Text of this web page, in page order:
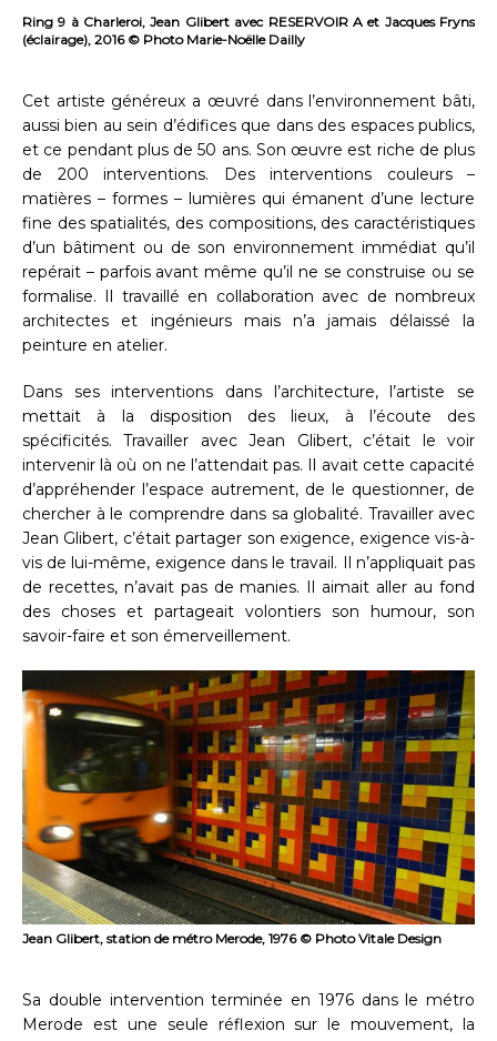
Ring 9 à Charleroi, Jean Glibert avec RESERVOIR A et Jacques Fryns
(éclairage), 2016 © Photo Marie-Noëlle Dailly
Cet artiste généreux a œuvré dans l’environnement bâti,
aussi bien au sein d’édifices que dans des espaces publics,
et ce pendant plus de 50 ans. Son œuvre est riche de plus
de 200 interventions. Des interventions couleurs –
matières – formes – lumières qui émanent d’une lecture
fine des spatialités, des compositions, des caractéristiques
d’un bâtiment ou de son environnement immédiat qu’il
repérait – parfois avant même qu’il ne se construise ou se
formalise. Il travaillé en collaboration avec de nombreux
architectes et ingénieurs mais n’a jamais délaissé la
peinture en atelier.
Dans ses interventions dans l’architecture, l’artiste se
mettait à la disposition des lieux, à l’écoute des
spécificités. Travailler avec Jean Glibert, c’était le voir
intervenir là où on ne l’attendait pas. Il avait cette capacité
d’appréhender l’espace autrement, de le questionner, de
chercher à le comprendre dans sa globalité. Travailler avec
Jean Glibert, c’était partager son exigence, exigence vis-à-
vis de lui-même, exigence dans le travail. Il n’appliquait pas
de recettes, n’avait pas de manies. Il aimait aller au fond
des choses et partageait volontiers son humour, son
savoir-faire et son émerveillement.
Jean Glibert, station de métro Merode, 1976 © Photo Vitale Design
Sa double intervention terminée en 1976 dans le métro
Merode est une seule réflexion sur le mouvement, la